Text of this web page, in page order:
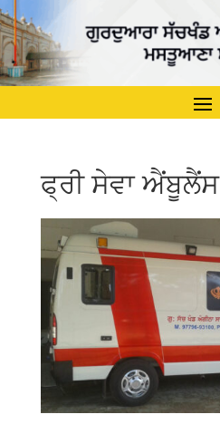
ਫ੍ਰੀ ਸੇਵਾ ਐਂਬੂਲੈਂਸ